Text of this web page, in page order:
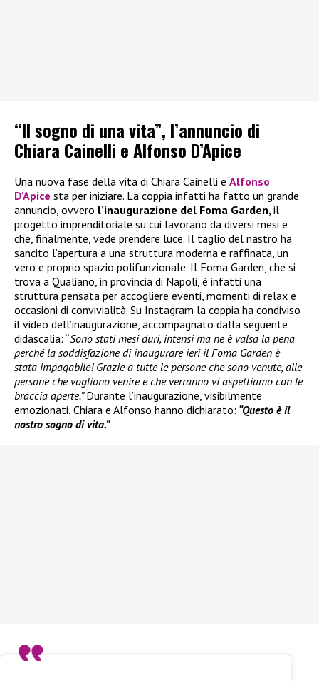
“Il sogno di una vita”, l’annuncio di
Chiara Cainelli e Alfonso D’Apice
Una nuova fase della vita di Chiara Cainelli e Alfonso
D’Apice sta per iniziare. La coppia infatti ha fatto un grande
annuncio, ovvero l’inaugurazione del Foma Garden , il
progetto imprenditoriale su cui lavorano da diversi mesi e
che, finalmente, vede prendere luce. Il taglio del nastro ha
sancito l’apertura a una struttura moderna e raffinata, un
vero e proprio spazio polifunzionale. Il Foma Garden, che si
trova a Qualiano, in provincia di Napoli, è infatti una
struttura pensata per accogliere eventi, momenti di relax e
occasioni di convivialità. Su Instagram la coppia ha condiviso
il video dell’inaugurazione, accompagnato dalla seguente
didascalia: “Sono stati mesi duri, intensi ma ne è valsa la pena
perché la soddisfazione di inaugurare ieri il Foma Garden è
stata impagabile! Grazie a tutte le persone che sono venute, alle
persone che vogliono venire e che verranno vi aspettiamo con le
braccia aperte.”Durante l’inaugurazione, visibilmente
emozionati, Chiara e Alfonso hanno dichiarato: “Questo è il
nostro sogno di vita.”